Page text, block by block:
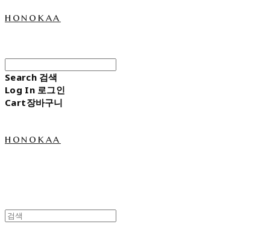
honokaa
Search 검색
Log In 로그인
Cart장바구니
honokaa